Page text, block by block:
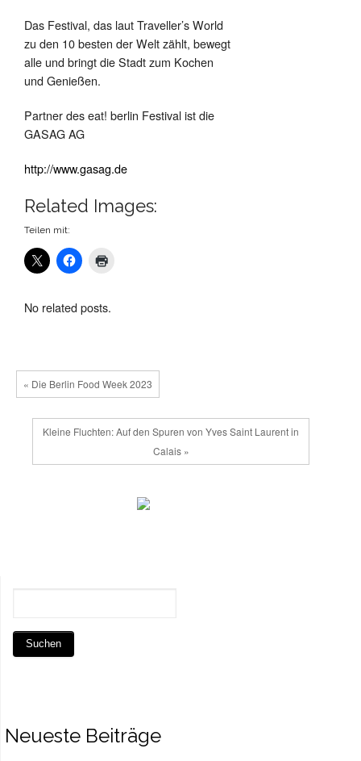
Das Festival, das laut Traveller’s World
zu den 10 besten der Welt zählt, bewegt
alle und bringt die Stadt zum Kochen
und Genießen.
Partner des eat! berlin Festival ist die
GASAG AG
http://www.gasag.de
Related Images:
Teilen mit:
No related posts.
« Die Berlin Food Week 2023
Kleine Fluchten: Auf den Spuren von Yves Saint Laurent in
Calais »
Neueste Beiträge